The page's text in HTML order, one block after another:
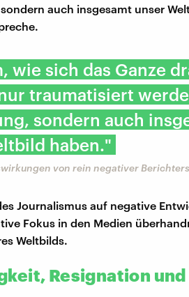
auch insgesamt unser
wie sich das Ganze
traumatisiert
sondern auch
haben."
von rein negativer
Journalismus auf negative
Fokus in den Medien
Weltbilds.
Resignation